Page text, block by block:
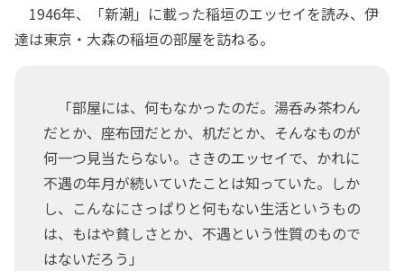
1946年、「新潮」に載った稲垣のエッセイを読み、伊
達は東京・大森の稲垣の部屋を訪ねる。
「部屋には、何もなかったのだ。湯呑み茶わん
だとか、座布団だとか、机だとか、そんなものが
何一つ見当たらない。さきのエッセイで、かれに
不遇の年月が続いていたことは知っていた。しか
し、こんなにさっぱりと何もない生活というもの
は、もはや貧しさとか、不遇という性質のもので
はないだろう」